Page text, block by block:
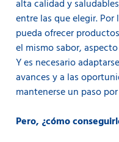
alta calidad y
entre las que elegir.
pueda ofrecer
el mismo sabor,
Y es necesario
avances y a las
mantenerse un paso
Pero, ¿cómo